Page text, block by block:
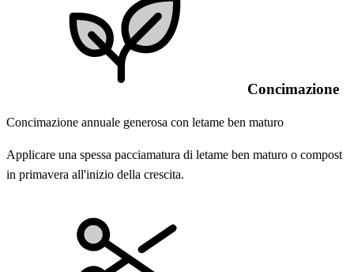
Concimazione
Concimazione annuale generosa con letame ben maturo
Applicare una spessa pacciamatura di letame ben maturo o compost
in primavera all'inizio della crescita.